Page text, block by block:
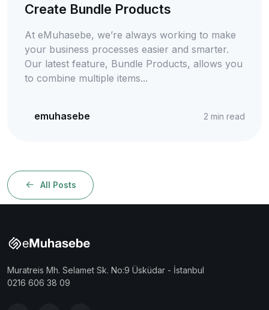
Create Bundle Products
At eMuhasebe, we’re always working to make
your business processes easier and smarter.
Our latest feature, Bundle Products, allows you
to combine multiple items...
emuhasebe 2 min read
All Posts
Muratreis Mh. Selamet Sk. No:9 Üsküdar - İstanbul
0216 606 38 09